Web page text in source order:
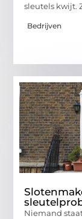
sleutels kwijt.
Bedrijven
Niemand